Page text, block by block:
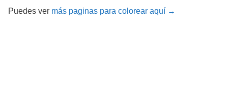
Puedes ver más paginas para colorear aquí →